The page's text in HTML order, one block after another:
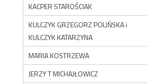
KACPER STAROŚCIAK
KULCZYK GRZEGORZ POLIŃSKA i
KULCZYK KATARZYNA
MARIA KOSTRZEWA
JERZY T MICHAJŁOWICZ